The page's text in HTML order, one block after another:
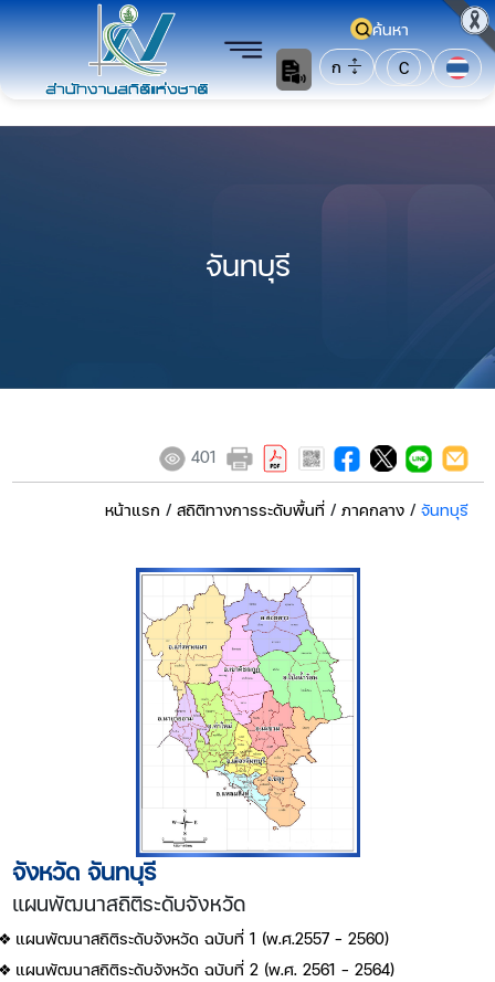
ค้นหา
ก
C
จันทบุรี
401
หน้าแรก / สถิติทางการระดับพื้นที่/ ภาคกลาง/ จันทบุรี
จังหวัด จันทบุรี
แผนพัฒนาสถิติระดับจังหวัด
แผนพัฒนาสถิติระดับจังหวัด ฉบับที่ 1 (พ.ศ.2557 - 2560)
แผนพัฒนาสถิติระดับจังหวัด ฉบับที่ 2 (พ.ศ. 2561 - 2564)